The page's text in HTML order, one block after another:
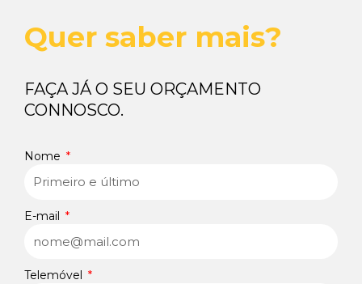
o
o
k
-
f
d
i
n
-
n
g
r
a
m
a
p
Quer saber mais?
FAÇA JÁ O SEU ORÇAMENTO
CONNOSCO.
Nome
E-mail
Telemóvel